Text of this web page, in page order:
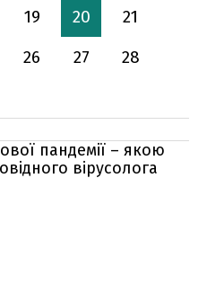
19 20
21
26 27
28
пандемії – якою
вірусолога